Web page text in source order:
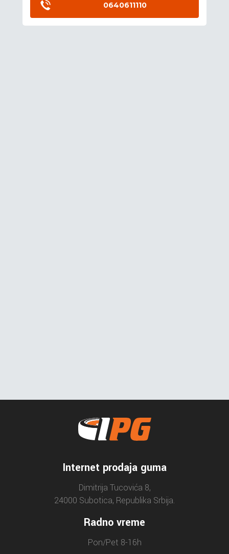
0640611110
Internet prodaja guma
Dimitrija Tucovića 8,
24000 Subotica, Republika Srbija.
Radno vreme
Pon/Pet 8-16h